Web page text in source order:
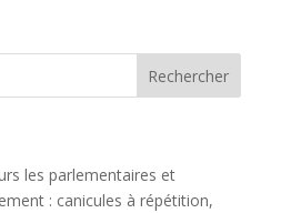
les parlementaires et
: canicules à répétition,